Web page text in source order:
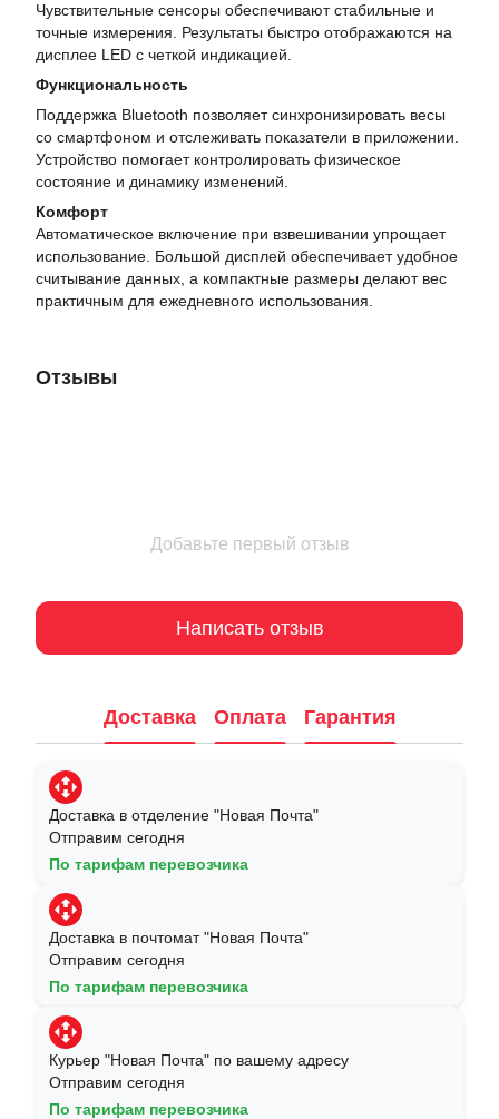
Чувствительные сенсоры обеспечивают стабильные и
точные измерения. Результаты быстро отображаются на
дисплее LED с четкой индикацией.
Функциональность
Поддержка Bluetooth позволяет синхронизировать весы
со смартфоном и отслеживать показатели в приложении.
Устройство помогает контролировать физическое
состояние и динамику изменений.
Комфорт
Автоматическое включение при взвешивании упрощает
использование. Большой дисплей обеспечивает удобное
считывание данных, а компактные размеры делают вес
практичным для ежедневного использования.
Отзывы
Добавьте первый отзыв
Написать отзыв
Доставка Оплата Гарантия
Доставка в отделение "Новая Почта"
Отправим сегодня
По тарифам перевозчика
Доставка в почтомат "Новая Почта"
Отправим сегодня
По тарифам перевозчика
Курьер "Новая Почта" по вашему адресу
Отправим сегодня
По тарифам перевозчика